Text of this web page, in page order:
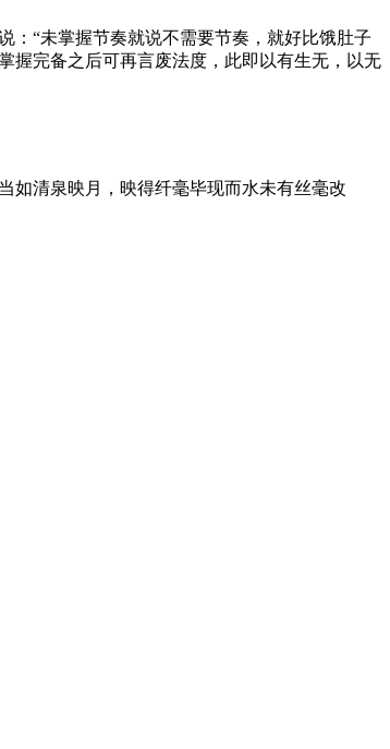
：“未掌握节奏就说不需要节奏，就好比饿肚子
握完备之后可再言废法度，此即以有生无，以无
如清泉映月，映得纤毫毕现而水未有丝毫改